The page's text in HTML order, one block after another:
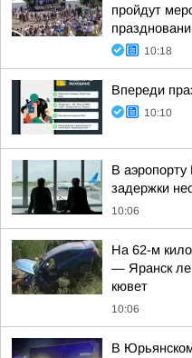
пройдут
10:18
Впереди
10:10
В
задержки
10:06
На 62-м
— Яранск
кювет
10:06
В